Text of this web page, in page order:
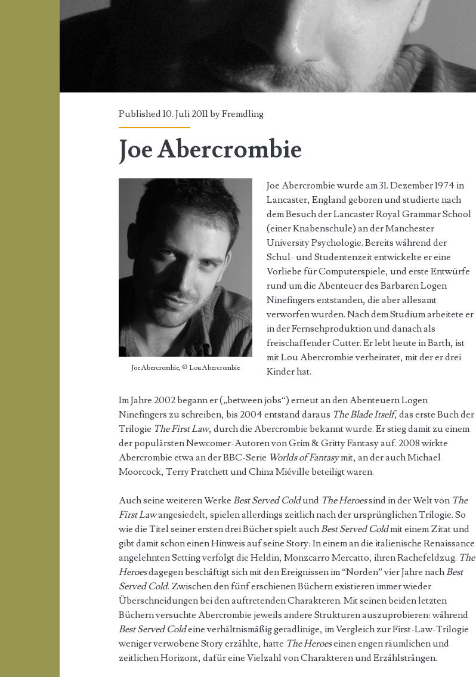
Published 10. Juli 2011 byFremdling
Joe Abercrombie
Joe Abercrombie, © Lou Abercrombie
Joe Abercrombie wurde am 31. Dezember 1974 in
Lancaster, England geboren und studierte nach
dem Besuch der Lancaster Royal Grammar School
(einer Knabenschule) an der Manchester
University Psychologie. Bereits während der
Schul- und Studentenzeit entwickelte er eine
Vorliebe für Computerspiele, und erste Entwürfe
rund um die Abenteuer des Barbaren Logen
Ninefingers entstanden, die aber allesamt
verworfen wurden. Nach dem Studium arbeitete er
in der Fernsehproduktion und danach als
freischaffender Cutter. Er lebt heute in Barth, ist
mit Lou Abercrombie verheiratet, mit der er drei
Kinder hat.
Im Jahre 2002 begann er („between jobs“) erneut an den Abenteuern Logen
Ninefingers zu schreiben, bis 2004 entstand daraus The Blade Itself, das erste Buch der
Trilogie The First Law, durch die Abercrombie bekannt wurde. Er stieg damit zu einem
der populärsten Newcomer-Autoren von Grim & Gritty Fantasy auf. 2008 wirkte
Abercrombie etwa an der BBC-Serie Worlds of Fantasymit, an der auch Michael
Moorcock, Terry Pratchett und China Miéville beteiligt waren.
Auch seine weiteren WerkeBest Served Coldund The Heroessind in der Welt von The
First Lawangesiedelt, spielen allerdings zeitlich nach der ursprünglichen Trilogie. So
wie die Titel seiner ersten drei Bücher spielt auchBest Served Coldmit einem Zitat und
gibt damit schon einen Hinweis auf seine Story: In einem an die italienische Renaissance
angelehnten Setting verfolgt die Heldin, Monzcarro Mercatto, ihren Rachefeldzug. The
Heroesdagegen beschäftigt sich mit den Ereignissen im “Norden” vier Jahre nachBest
Served Cold. Zwischen den fünf erschienen Büchern existieren immer wieder
Überschneidungen bei den auftretenden Charakteren. Mit seinen beiden letzten
Büchern versuchte Abercrombie jeweils andere Strukturen auszuprobieren: während
Best Served Coldeine verhältnismäßig geradlinige, im Vergleich zur First-Law-Trilogie
weniger verwobene Story erzählte, hatte The Heroeseinen engen räumlichen und
zeitlichen Horizont, dafür eine Vielzahl von Charakteren und Erzählsträngen.